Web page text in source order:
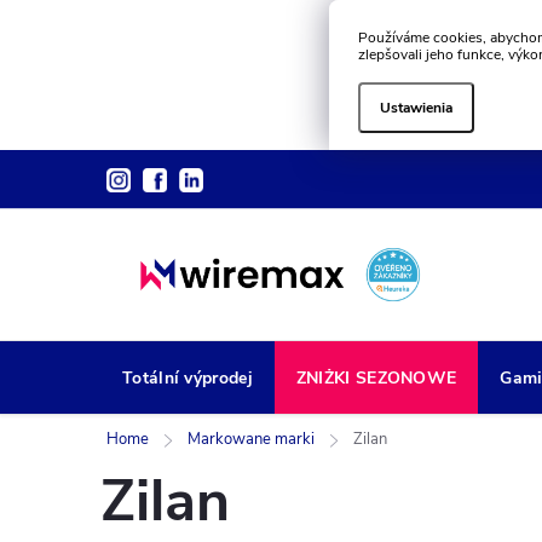
Používáme cookies,
zlepšovali jeho funkce,
Ustawienia
Totální výprodej ZNIŻKI SEZONOWE
Home Markowane marki Zilan
Zilan